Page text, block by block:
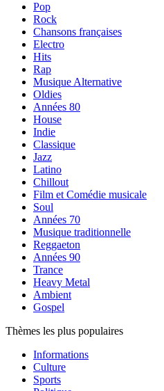
Pop
Rock
Chansons françaises
Electro
Hits
Rap
Musique Alternative
Oldies
Années 80
House
Indie
Classique
Jazz
Latino
Chillout
Film et Comédie musicale
Soul
Années 70
Musique traditionnelle
Reggaeton
Années 90
Trance
Heavy Metal
Ambient
Gospel
Thèmes les plus populaires
Informations
Culture
Sports